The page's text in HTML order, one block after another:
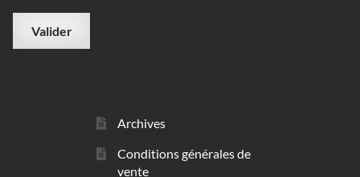
Archives
Conditions générales de
vente